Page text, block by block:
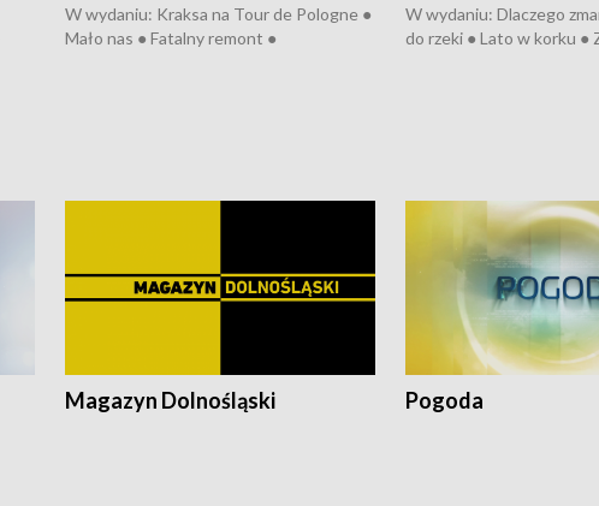
W wydaniu: Kraksa na Tour de Pologne ●
Mało nas ● Fatalny remont ●
W wydaniu: Dlaczego
do rzeki ● Lato w korku ●
Magazyn Dolnośląski Pogoda